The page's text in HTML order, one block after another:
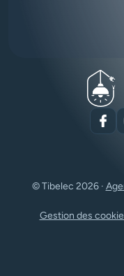
© Tibelec 2026 ·
Gestion des